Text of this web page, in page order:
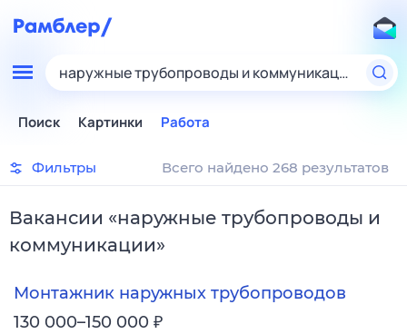
наружные трубопроводы и коммуникации
Поиск Картинки Работа
Фильтры Всего найдено 268 результатов
Вакансии «наружные трубопроводы и
коммуникации»
Монтажник наружных трубопроводов
130 000–150 000 ₽